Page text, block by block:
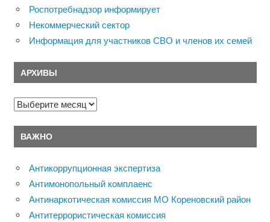
Роспотребнадзор информирует
Некоммерческий сектор
Информация для участников СВО и членов их семей
АРХИВЫ
Архивы
ВАЖНО
Антикоррупционная экспертиза
Антимонопольный комплаенс
Антинаркотическая комиссия МО Кореновский район
Антитеррористическая комиссия